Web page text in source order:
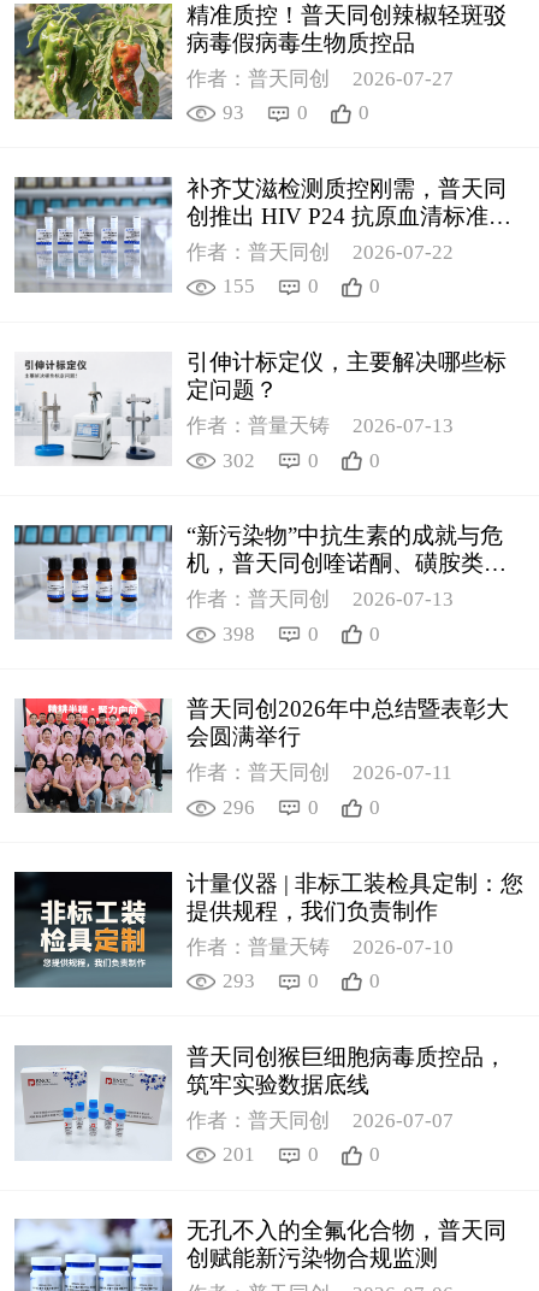
精准质控！普天同创辣椒轻斑驳
病毒假病毒生物质控品
作者：普天同创
2026-07-27
93
0 0
补齐艾滋检测质控刚需，普天同
创推出 HIV P24 抗原血清标准物
质
作者：普天同创
2026-07-22
155
0 0
引伸计标定仪，主要解决哪些标
定问题？
作者：普量天铸
2026-07-13
302
0 0
“新污染物”中抗生素的成就与危
机，普天同创喹诺酮、磺胺类质
控新品筑牢环境安全防线
作者：普天同创
2026-07-13
398
0 0
普天同创2026年中总结暨表彰大
会圆满举行
作者：普天同创
2026-07-11
296
0 0
计量仪器 | 非标工装检具定制：您
提供规程，我们负责制作
作者：普量天铸
2026-07-10
293
0 0
普天同创猴巨细胞病毒质控品，
筑牢实验数据底线
作者：普天同创
2026-07-07
201
0 0
无孔不入的全氟化合物，普天同
创赋能新污染物合规监测